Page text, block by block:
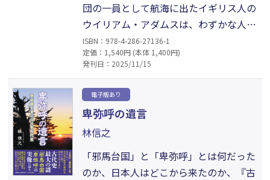
団の一員として航海に出たイギリス人の
ウイリアム・アダムスは、わずかな人数
で日本に漂着。徳川家康に気に入られ、
やがて三浦按針という日本名も与えら
れ、外交顧問として仕える。世界情勢を
按針から学び国内統治を進めていった家
康、自国イギリスに日本の実情を伝え日
本との通商のために尽力した按針。その
歴史の真実を史料の中から解き明かす。
ISBN：978-4-286-27136-1
定価：1,540円 (本体 1,400円)
発刊日：2025/11/15
電子版あり
卑弥呼の遺言
林信之
「邪馬台国」と「卑弥呼」とは何だった
のか、日本人はどこから来たのか、『古